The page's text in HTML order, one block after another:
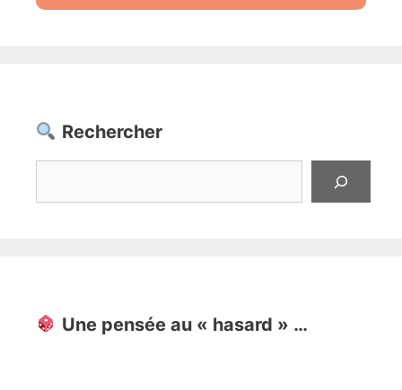
Rechercher
Une pensée au « hasard » …